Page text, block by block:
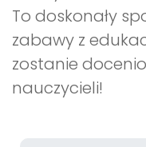
To doskonały
zabawy z
zostanie
nauczycieli!